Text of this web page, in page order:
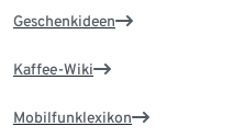
Geschenkideen
Kaffee-Wiki
Mobilfunklexikon